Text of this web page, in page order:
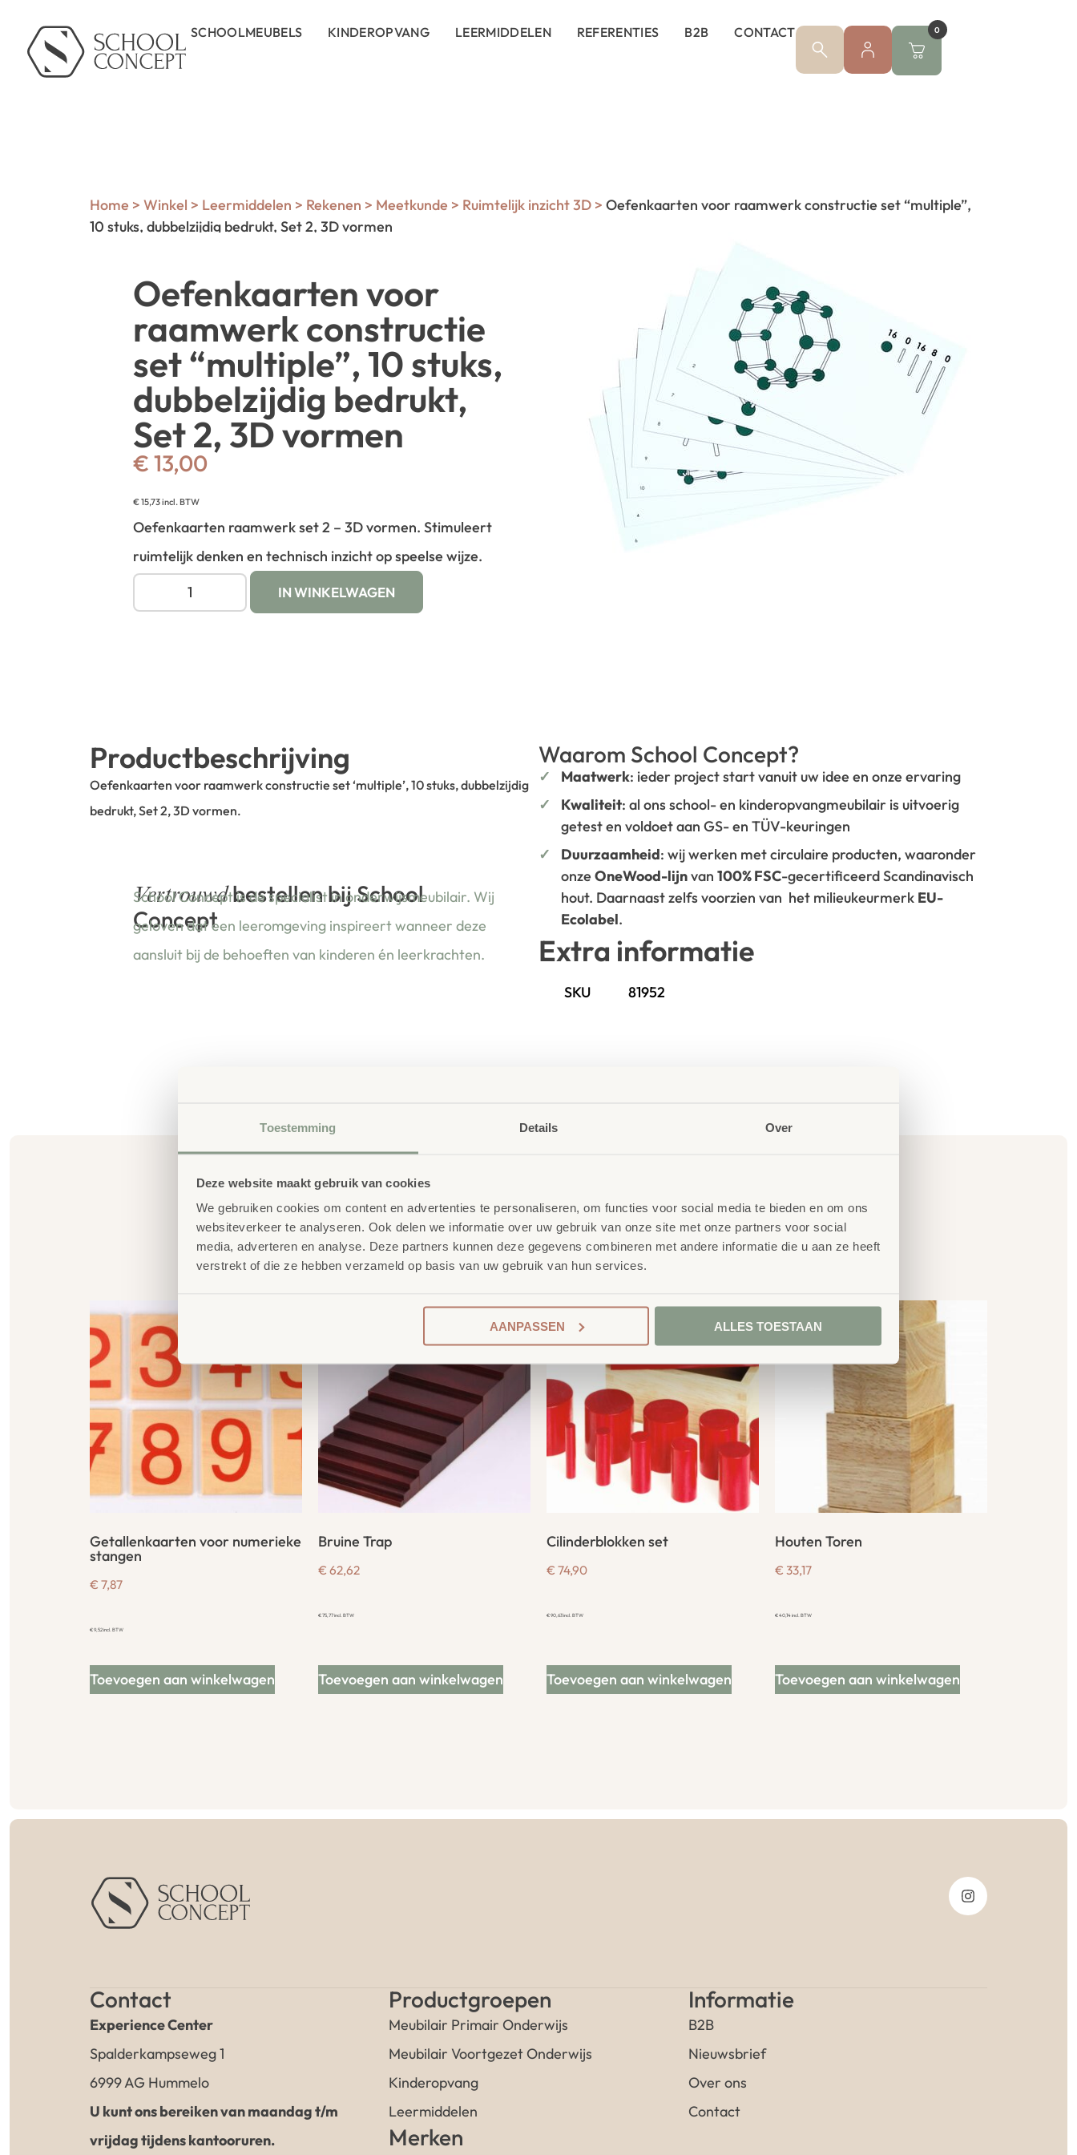
Toestemming Details Over
Deze website maakt gebruik van cookies
We gebruiken cookies om content en advertenties te personaliseren, om functies voor social media te bieden en om ons
websiteverkeer te analyseren. Ook delen we informatie over uw gebruik van onze site met onze partners voor social
media, adverteren en analyse. Deze partners kunnen deze gegevens combineren met andere informatie die u aan ze heeft
verstrekt of die ze hebben verzameld op basis van uw gebruik van hun services.
AANPASSEN ALLES TOESTAAN
SCHOOLMEUBELS KINDEROPVANG LEERMIDDELEN REFERENTIES B2B CONTACT 0
Home > Winkel > Leermiddelen > Rekenen > Meetkunde > Ruimtelijk inzicht 3D > Oefenkaarten voor raamwerk constructie set “multiple”,
10 stuks, dubbelzijdig bedrukt, Set 2, 3D vormen
Oefenkaarten voor
raamwerk constructie
set “multiple”, 10 stuks,
dubbelzijdig bedrukt,
Set 2, 3D vormen
€ 13,00
€15,73incl. BTW
Oefenkaarten raamwerk set 2 – 3D vormen. Stimuleert
ruimtelijk denken en technisch inzicht op speelse wijze.
IN WINKELWAGEN
Productbeschrijving
Oefenkaarten voor raamwerk constructie set ‘multiple’, 10 stuks, dubbelzijdig
bedrukt, Set 2, 3D vormen.
Vertrouwdbestellen bij School
Concept
School Concept is de specialist in onderwijsmeubilair. Wij
geloven dat een leeromgeving inspireert wanneer deze
aansluit bij de behoeften van kinderen én leerkrachten.
Waarom School Concept?
Maatwerk: ieder project start vanuit uw idee en onze ervaring
Kwaliteit: al ons school- en kinderopvangmeubilair is uitvoerig
getest en voldoet aan GS- en TÜV-keuringen
Duurzaamheid: wij werken met circulaire producten, waaronder
onze OneWood-lijnvan 100% FSC-gecertificeerd Scandinavisch
hout. Daarnaast zelfs voorzien van het milieukeurmerk EU-
Ecolabel.
Extra informatie
SKU 81952
Gerelateerdeproducten
Getallenkaarten voor numerieke
stangen
€ 7,87
€9,52incl. BTW
Toevoegen aan winkelwagen
Bruine Trap
€ 62,62
€75,77incl. BTW
Toevoegen aan winkelwagen
Cilinderblokken set
€ 74,90
€90,63incl. BTW
Toevoegen aan winkelwagen
Houten Toren
€ 33,17
€40,14incl. BTW
Toevoegen aan winkelwagen
Contact
Experience Center
Spalderkampseweg 1
6999 AG Hummelo
U kunt ons bereiken van maandag t/m
vrijdag tijdens kantooruren.
Productgroepen
Meubilair Primair Onderwijs
Meubilair Voortgezet Onderwijs
Kinderopvang
Leermiddelen
Merken
Informatie
B2B
Nieuwsbrief
Over ons
Contact